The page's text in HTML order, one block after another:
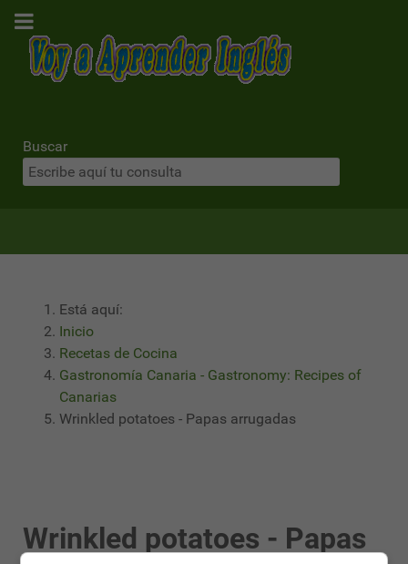
Buscar
Está aquí:
Inicio
Recetas de Cocina
Gastronomía Canaria - Gastronomy: Recipes of
Canarias
Wrinkled potatoes - Papas arrugadas
Wrinkled potatoes - Papas